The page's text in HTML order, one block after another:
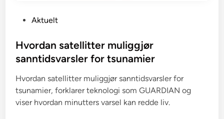
s
t
d
i
n
Aktuelt
Hvordan satellitter muliggjør
sanntidsvarsler for tsunamier
Hvordan satellitter muliggjør sanntidsvarsler for
tsunamier, forklarer teknologi som GUARDIAN og
viser hvordan minutters varsel kan redde liv.